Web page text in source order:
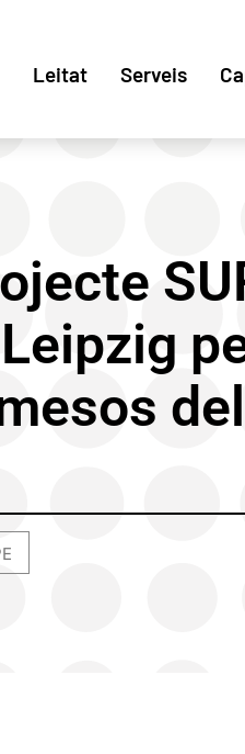
Leitat Serveis
del